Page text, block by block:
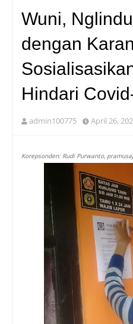
Wuni,
dengan
Hindari
admin100775 April 26,
Korepsonden: Rudi Purwanto,